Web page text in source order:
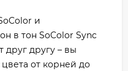
и
в тон SoColor Sync
друг другу – вы
от корней до